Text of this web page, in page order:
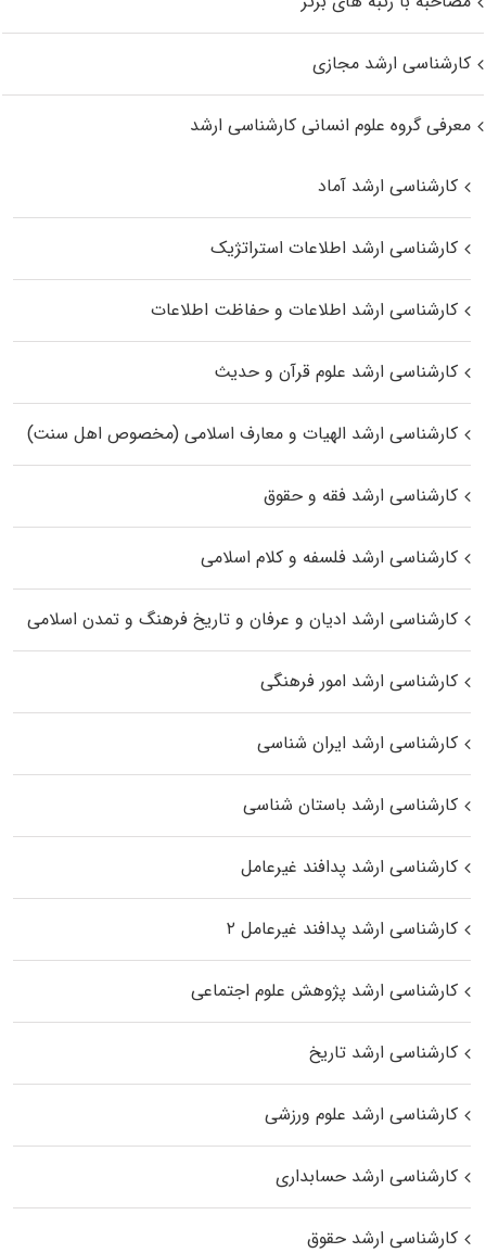
کارشناسی ارشد مجازی
معرفی گروه علوم انسانی کارشناسی ارشد
کارشناسی ارشد آماد
کارشناسی ارشد اطلاعات استراتژیک
کارشناسی ارشد اطلاعات و حفاظت اطلاعات
کارشناسی ارشد علوم قرآن و حدیث
کارشناسی ارشد الهیات و معارف اسلامی (مخصوص اهل سنت)
کارشناسی ارشد فقه و حقوق
کارشناسی ارشد فلسفه و کلام اسلامی
کارشناسی ارشد ادیان و عرفان و تاریخ فرهنگ و تمدن اسلامی
کارشناسی ارشد امور فرهنگی
کارشناسی ارشد ایران شناسی
کارشناسی ارشد باستان شناسی
کارشناسی ارشد پدافند غیرعامل
کارشناسی ارشد پدافند غیرعامل ۲
کارشناسی ارشد پژوهش علوم اجتماعی
کارشناسی ارشد تاریخ
کارشناسی ارشد علوم ورزشی
کارشناسی ارشد حسابداری
کارشناسی ارشد حقوق